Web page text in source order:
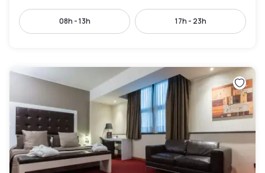
08h - 13h 17h - 23h